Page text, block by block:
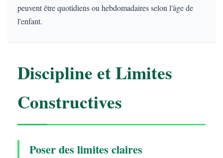
peuvent être quotidiens ou hebdomadaires selon l'âge de
l'enfant.
Discipline et Limites
Constructives
Poser des limites claires